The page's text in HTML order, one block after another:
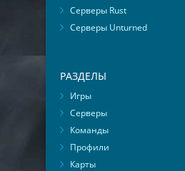
Серверы Rust
Серверы Unturned
РАЗДЕЛЫ
Игры
Серверы
Команды
Профили
Карты